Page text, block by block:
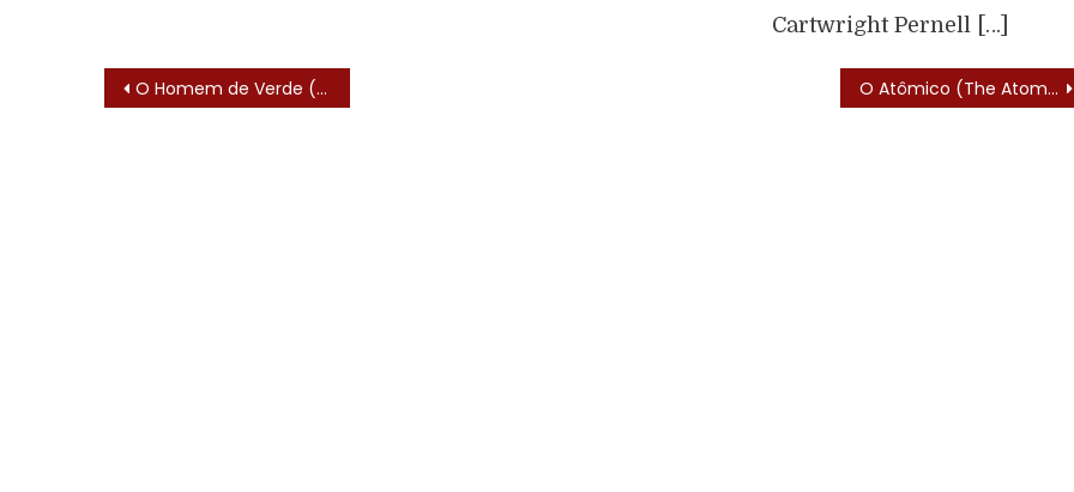
Cartwright Pernell […]
O Homem de Verde (Green Hornet – 1967) – Lista de Episódios O Atômico (The Atom – 1967)